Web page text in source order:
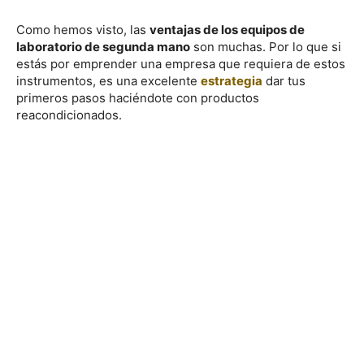
Como hemos visto, las ventajas de los equipos de
laboratorio de segunda mano son muchas. Por lo que si
estás por emprender una empresa que requiera de estos
instrumentos, es una excelente estrategia dar tus
primeros pasos haciéndote con productos
reacondicionados.